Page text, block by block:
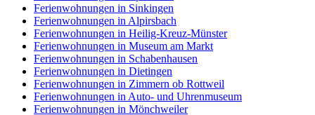
Ferienwohnungen in Sinkingen
Ferienwohnungen in Alpirsbach
Ferienwohnungen in Heilig-Kreuz-Münster
Ferienwohnungen in Museum am Markt
Ferienwohnungen in Schabenhausen
Ferienwohnungen in Dietingen
Ferienwohnungen in Zimmern ob Rottweil
Ferienwohnungen in Auto- und Uhrenmuseum
Ferienwohnungen in Mönchweiler